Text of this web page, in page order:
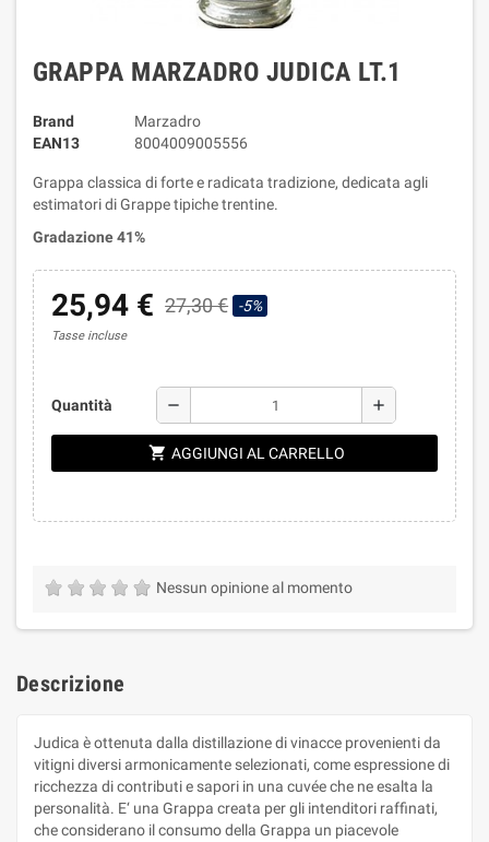
GRAPPA MARZADRO JUDICA LT.1
Brand
Marzadro
EAN13
8004009005556
Grappa classica di forte e radicata tradizione, dedicata agli
estimatori di Grappe tipiche trentine.
Gradazione 41%
25,94 € 27,30 € -5%
Tasse incluse
Quantità remove add
shopping_cart AGGIUNGI AL CARRELLO
Nessun opinione al momento
Descrizione
Judica è ottenuta dalla distillazione di vinacce provenienti da
vitigni diversi armonicamente selezionati, come espressione di
ricchezza di contributi e sapori in una cuvée che ne esalta la
personalità. E‘ una Grappa creata per gli intenditori raffinati,
che considerano il consumo della Grappa un piacevole